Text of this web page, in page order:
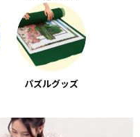
パズルグッズ